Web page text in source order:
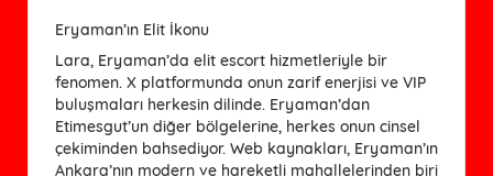
Eryaman’ın Elit İkonu
Lara, Eryaman’da elit escort hizmetleriyle bir
fenomen. X platformunda onun zarif enerjisi ve VIP
buluşmaları herkesin dilinde. Eryaman’dan
Etimesgut’un diğer bölgelerine, herkes onun cinsel
çekiminden bahsediyor. Web kaynakları, Eryaman’ın
Ankara’nın modern ve hareketli mahallelerinden biri